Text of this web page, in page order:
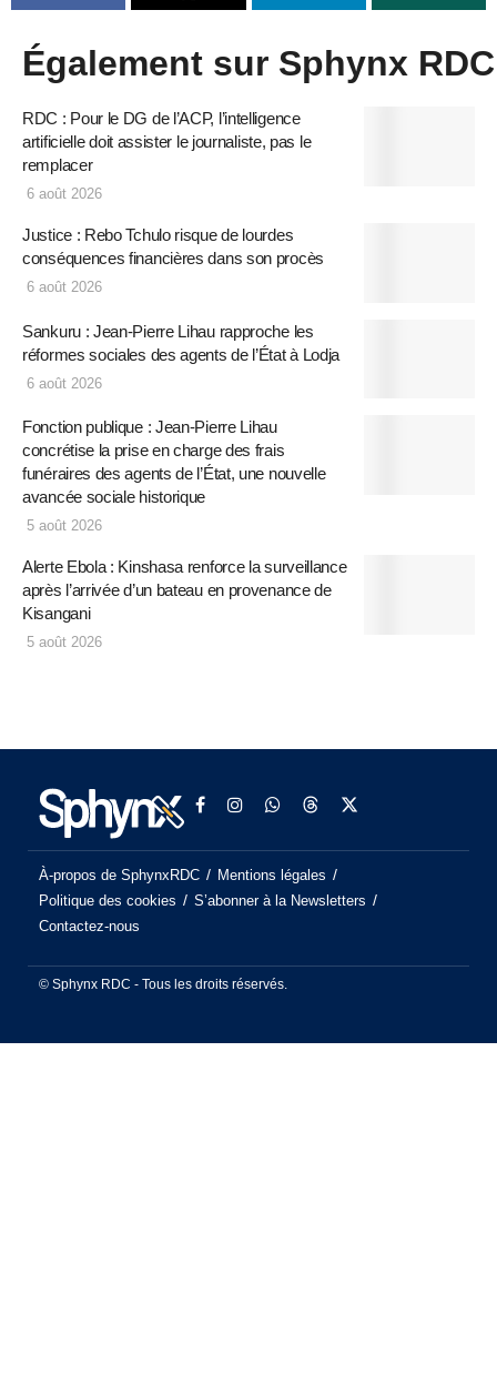
Également sur Sphynx RDC
RDC : Pour le DG de l’ACP, l’intelligence
artificielle doit assister le journaliste, pas le
remplacer
6 août 2026
Justice : Rebo Tchulo risque de lourdes
conséquences financières dans son procès
6 août 2026
Sankuru : Jean-Pierre Lihau rapproche les
réformes sociales des agents de l’État à Lodja
6 août 2026
Fonction publique : Jean-Pierre Lihau
concrétise la prise en charge des frais
funéraires des agents de l’État, une nouvelle
avancée sociale historique
5 août 2026
Alerte Ebola : Kinshasa renforce la surveillance
après l’arrivée d’un bateau en provenance de
Kisangani
5 août 2026
À-propos de SphynxRDC
Mentions légales
Politique des cookies
S’abonner à la Newsletters
Contactez-nous
© Sphynx RDC - Tous les droits réservés.